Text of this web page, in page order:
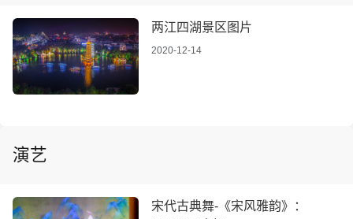
两江四湖景区图片
2020-12-14
演艺
宋代古典舞-《宋风雅韵》：